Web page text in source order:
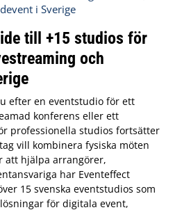
till +15 studios för
och
efter en eventstudio för ett
konferens eller ett
professionella studios fortsätter
vill kombinera fysiska möten
att hjälpa arrangörer,
har Eventeffect
15 svenska eventstudios som
för digitala event,